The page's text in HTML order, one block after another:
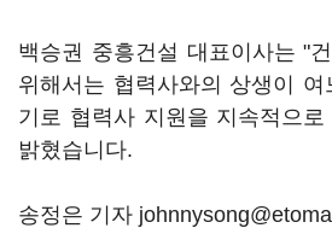
백승권 중흥건설 대표이사는 "
위해서는 협력사와의 상생이 여
기로 협력사 지원을 지속적으
밝혔습니다.
송정은 기자